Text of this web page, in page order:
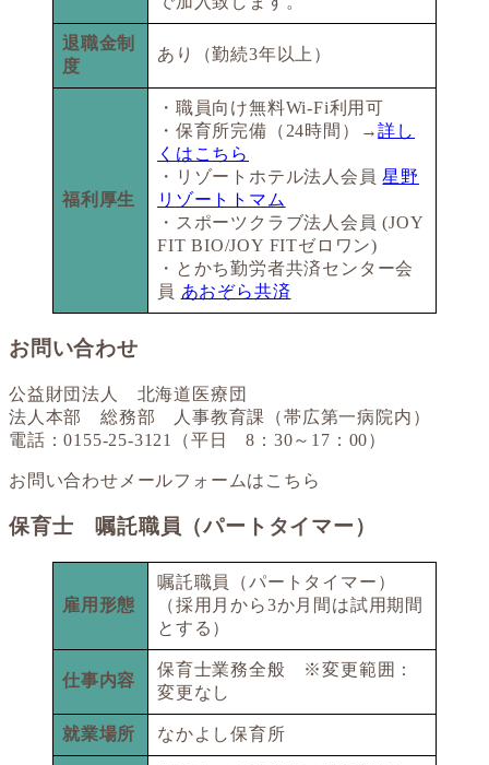
退職金制
度
あり（勤続3年以上）
福利厚生
・職員向け無料Wi-Fi利用可
・保育所完備（24時間）→詳し
くはこちら
・リゾートホテル法人会員星野
リゾートトマム
・スポーツクラブ法人会員 (JOY
FIT BIO/JOY FITゼロワン)
・とかち勤労者共済センター会
員 あおぞら共済
お問い合わせ
公益財団法人 北海道医療団
法人本部 総務部 人事教育課（帯広第一病院内）
電話：0155-25-3121（平日 8：30～17：00）
お問い合わせメールフォームはこちら
保育士 嘱託職員（パートタイマー）
雇用形態
嘱託職員（パートタイマー）
（採用月から3か月間は試用期間
とする）
仕事内容
保育士業務全般 ※変更範囲：
変更なし
就業場所 なかよし保育所